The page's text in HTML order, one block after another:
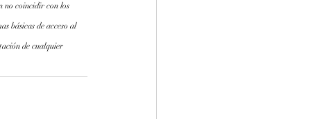
no coincidir con los
básicas de acceso al
de cualquier